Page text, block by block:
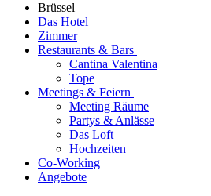
Brüssel
Das Hotel
Zimmer
Restaurants & Bars
Cantina Valentina
Tope
Meetings & Feiern
Meeting Räume
Partys & Anlässe
Das Loft
Hochzeiten
Co-Working
Angebote